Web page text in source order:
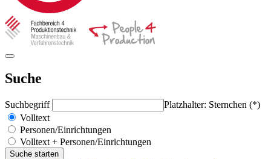
Suche
Suchbegriff
Platzhalter: Sternchen (*)
Volltext
Personen/Einrichtungen
Volltext + Personen/Einrichtungen